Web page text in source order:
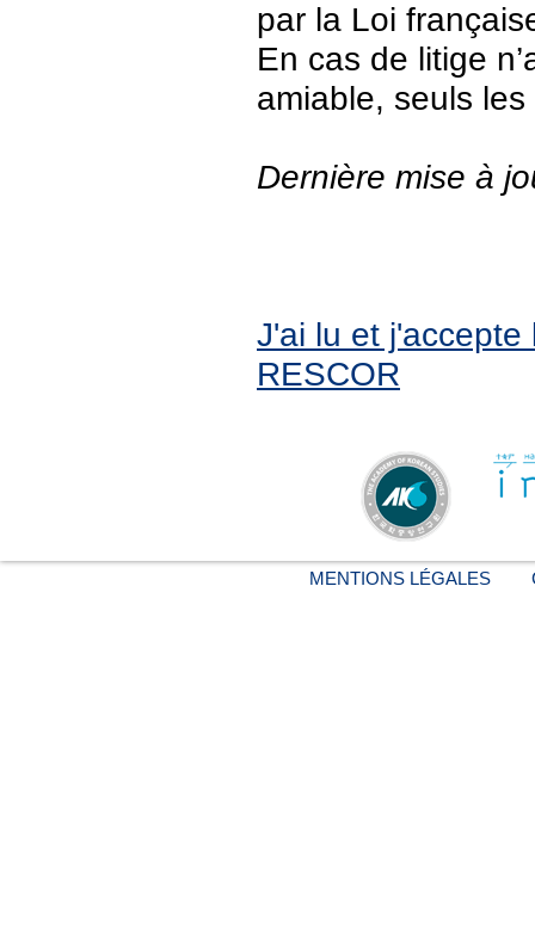
par la Loi
En cas de litige
amiable, seuls
Dernière mise à
J'ai lu et
RESCOR
MENTIONS LÉGALES